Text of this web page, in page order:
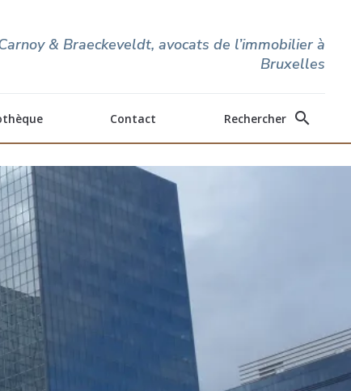
& Braeckeveldt, avocats de l’immobilier à
Bruxelles
Contact Rechercher search